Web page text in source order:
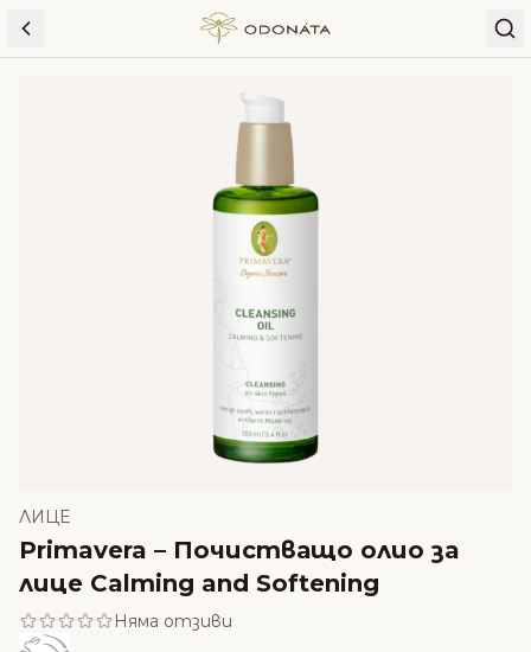
Skip to content
ЛИЦЕ
Primavera – Почистващо олио за
лице Calming and Softening
Няма отзиви